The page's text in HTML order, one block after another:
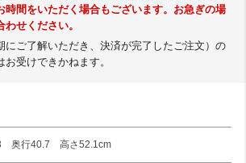
時間をいただく場合もございます。お急ぎの場
せください。
ご了解いただき、決済が完了したご注文）の
受けできかねます。
奥行40.7 高さ52.1cm